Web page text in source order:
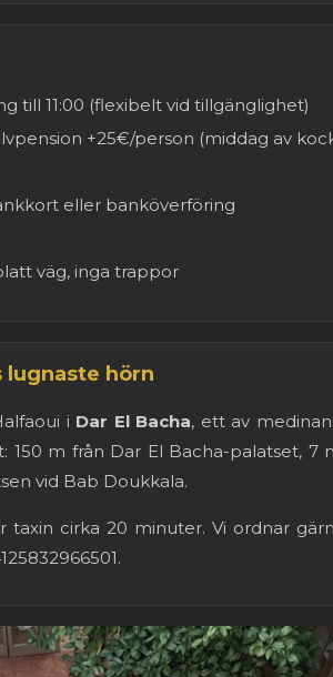
till 11:00 (flexibelt vid tillgänglighet)
+25€/person (middag av
eller banköverföring
väg, inga trappor
lugnaste hörn
i Dar El Bacha, ett av
150 m från Dar El Bacha-palatset,
vid Bab Doukkala.
taxin cirka 20 minuter. Vi ordnar